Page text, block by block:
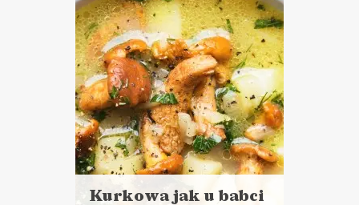
Kurkowa jak u babci